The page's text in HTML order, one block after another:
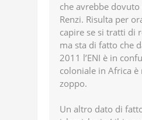
che avrebbe dovuto
Renzi. Risulta per
capire se si tratti di
ma sta di fatto che
2011 l’ENI è in
coloniale in Africa è
zoppo.
Un altro dato di